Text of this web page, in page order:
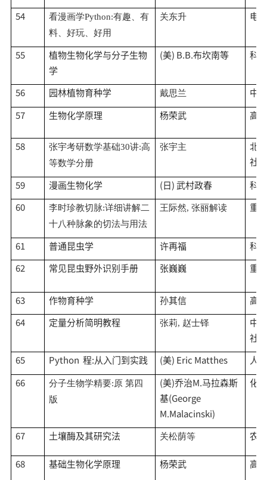
54 看漫画学Python:有趣、有
料、好玩、好用
关东升 电
55
植物生物化学与分子生物
学
(美) B.B.布坎南等 科
56 园林植物育种学 戴思兰
中
57
生物化学原理 杨荣武 高
58 张宇考研数学基础30讲:高
等数学分册
张宇主
北
社
59
漫画生物化学 (日) 武村政春
科
60
李时珍教切脉:详细讲解二
十八种脉象的切法与用法
王际然, 张丽解读 重
61 普通昆虫学 许再福
科
62
常见昆虫野外识别手册 张巍巍 重
63 作物育种学 孙其信
高
64
定量分析简明教程 张莉, 赵士铎
中
社
65
Python 程:从入门到实践 (美) Eric Matthes
人
66
分子生物学精要:原 第四
版
(美)乔治M.马拉森斯
基(George
M.Malacinski)
化
67 土壤酶及其研究法 关松荫等 农
68 基础生物化学原理 杨荣武
高